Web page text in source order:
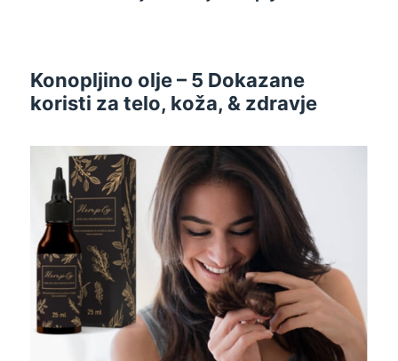
Konopljino olje – 5 Dokazane
koristi za telo, koža, & zdravje